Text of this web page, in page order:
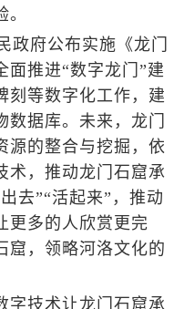
府公布实施《龙门
面推进“数字龙门”建
刻等数字化工作，建
据库。未来，龙门
源的整合与挖掘，依
术，推动龙门石窟承
去”“活起来”，推动
更多的人欣赏更完
窟，领略河洛文化的
技术让龙门石窟承